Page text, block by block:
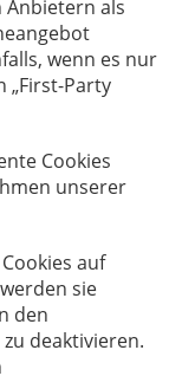
Anbietern als
wenn es nur
„First-Party
Cookies
unserer
auf
sie
den
deaktivieren.